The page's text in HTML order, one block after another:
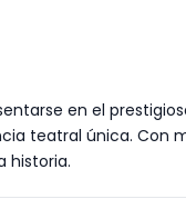
en el
teatral única. Con
historia.